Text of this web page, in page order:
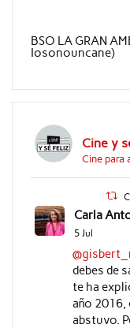
BSO LA GRAN
Iosonouncane)
Cine y
Cine para
Carla
5 Jul
debes de
te ha
año 2016,
abstuvo.